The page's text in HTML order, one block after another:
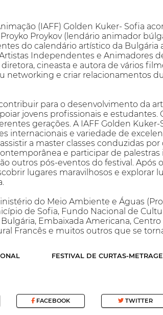
(IAFF) Golden Kuker- Sofia
Proykov (lendário animador
do calendário artístico da
Independentes e Animadores
cineasta e autora de vários
networking e criar relacionamentos
para o desenvolvimento da
jovens profissionais e estudantes.
gerações. A IAFF Golden
internacionais e variedade de
a master classes conduzidas
e participar de
outros pós-eventos do festival.
lugares maravilhosos e explorar
do Meio Ambiente e Águas
de Sofia, Fundo Nacional de
Embaixada Americana,
Francês e muitos outros que se
FESTIVAL DE CURTAS-
FACEBOOK TWITTER